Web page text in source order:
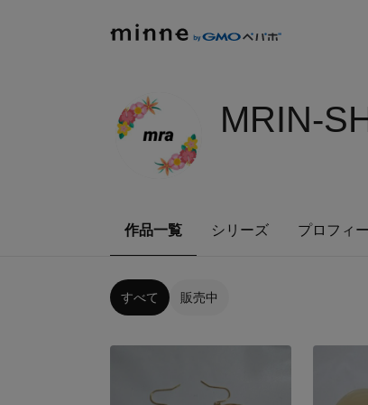
MRIN-
作品一覧 シリーズ プロフィ
すべて 販売中